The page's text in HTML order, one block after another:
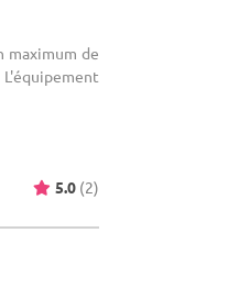
maximum de
5.0 (2)